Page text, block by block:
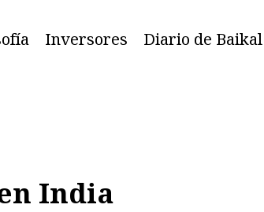
Inversores Diario de Baikal
India